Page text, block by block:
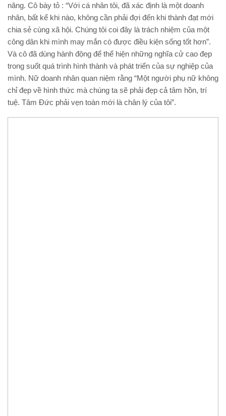
năng. Cô bày tỏ : “Với cá nhân tôi, đã xác định là một doanh
nhân, bất kể khi nào, không cần phải đợi đến khi thành đạt mới
chia sẻ cùng xã hội. Chúng tôi coi đây là trách nhiệm của một
công dân khi mình may mắn có được điều kiện sống tốt hơn”.
Và cô đã dùng hành động để thể hiện những nghĩa cử cao đẹp
trong suốt quá trình hình thành và phát triển của sự nghiệp của
mình. Nữ doanh nhân quan niệm rằng “Một người phụ nữ không
chỉ đẹp về hình thức mà chúng ta sẽ phải đẹp cả tâm hồn, trí
tuệ. Tâm Đức phải vẹn toàn mới là chân lý của tôi”.